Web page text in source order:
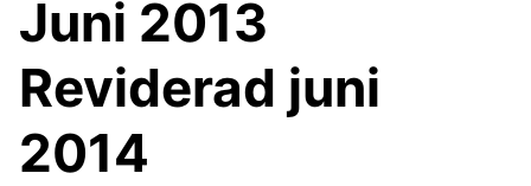
Juni 2013
Reviderad juni
2014